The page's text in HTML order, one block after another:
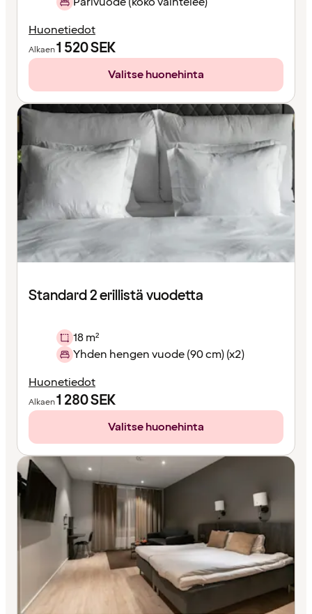
Huonetiedot
Alkaen1 520SEK
Valitse huonehinta
Standard 2 erillistä vuodetta
18 m²
Yhden hengen vuode (90 cm) (x2)
Huonetiedot
Alkaen1 280SEK
Valitse huonehinta